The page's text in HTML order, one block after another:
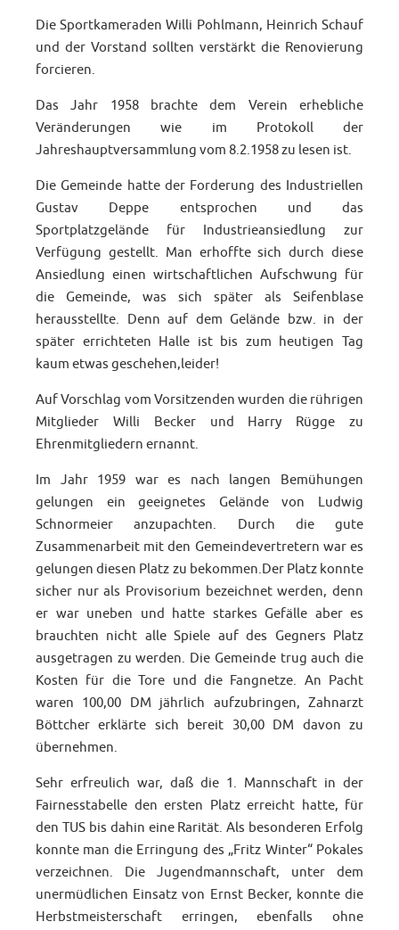
Die Sportkameraden Willi Pohlmann, Heinrich Schauf
und der Vorstand sollten verstärkt die Renovierung
forcieren.
Das Jahr 1958 brachte dem Verein erhebliche
Veränderungen wie im Protokoll der
Jahreshauptversammlung vom 8.2.1958 zu lesen ist.
Die Gemeinde hatte der Forderung des Industriellen
Gustav Deppe entsprochen und das
Sportplatzgelände für Industrieansiedlung zur
Verfügung gestellt. Man erhoffte sich durch diese
Ansiedlung einen wirtschaftlichen Aufschwung für
die Gemeinde, was sich später als Seifenblase
herausstellte. Denn auf dem Gelände bzw. in der
später errichteten Halle ist bis zum heutigen Tag
kaum etwas geschehen,leider!
Auf Vorschlag vom Vorsitzenden wurden die rührigen
Mitglieder Willi Becker und Harry Rügge zu
Ehrenmitgliedern ernannt.
Im Jahr 1959 war es nach langen Bemühungen
gelungen ein geeignetes Gelände von Ludwig
Schnormeier anzupachten. Durch die gute
Zusammenarbeit mit den Gemeindevertretern war es
gelungen diesen Platz zu bekommen.Der Platz konnte
sicher nur als Provisorium bezeichnet werden, denn
er war uneben und hatte starkes Gefälle aber es
brauchten nicht alle Spiele auf des Gegners Platz
ausgetragen zu werden. Die Gemeinde trug auch die
Kosten für die Tore und die Fangnetze. An Pacht
waren 100,00 DM jährlich aufzubringen, Zahnarzt
Böttcher erklärte sich bereit 30,00 DM davon zu
übernehmen.
Sehr erfreulich war, daß die 1. Mannschaft in der
Fairnesstabelle den ersten Platz erreicht hatte, für
den TUS bis dahin eine Rarität. Als besonderen Erfolg
konnte man die Erringung des „Fritz Winter“ Pokales
verzeichnen. Die Jugendmannschaft, unter dem
unermüdlichen Einsatz von Ernst Becker, konnte die
Herbstmeisterschaft erringen, ebenfalls ohne